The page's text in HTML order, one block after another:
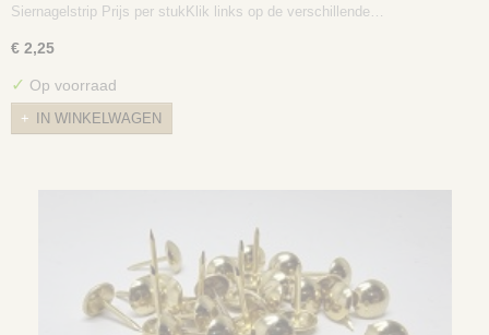
Siernagelstrip Prijs per stukKlik links op de verschillende…
€ 2,25
✓ Op voorraad
IN WINKELWAGEN